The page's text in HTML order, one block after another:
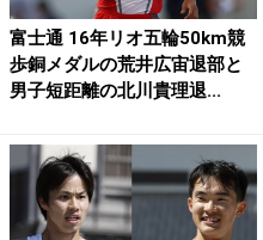
富士通 16年リオ五輪50km競
歩銅メダルの荒井広宙退部と
男子短距離の北川貴理退...